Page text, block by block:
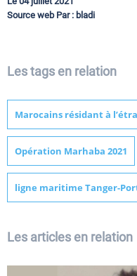
Source web Par : bladi
Les tags en relation
Marocains résidant à
Opération Marhaba 2021
ligne maritime Tanger-
Les articles en relation